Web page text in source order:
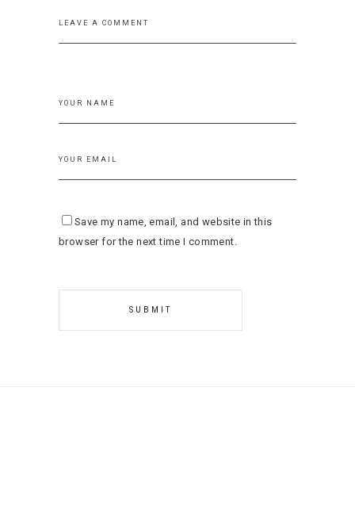
Save my name, email, and website in this
browser for the next time I comment.